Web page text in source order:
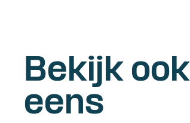
Bekijk ook
eens